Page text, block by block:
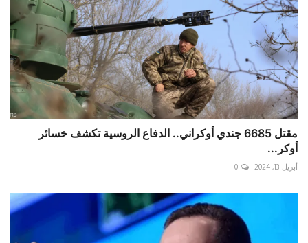
مقتل 6685 جندي أوكراني.. الدفاع الروسية تكشف خسائر
أوكر...
أبريل 13, 2024 0